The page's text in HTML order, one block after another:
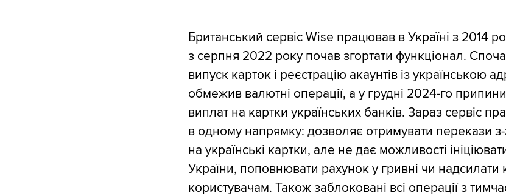
Британський сервіс Wise працював в Україні з 2014
з серпня 2022 року почав згортати функціонал.
випуск карток і реєстрацію акаунтів із українською
обмежив валютні операції, а у грудні 2024-го
виплат на картки українських банків. Зараз сервіс
в одному напрямку: дозволяє отримувати перекази
на українські картки, але не дає можливості
України, поповнювати рахунок у гривні чи
користувачам. Також заблоковані всі операції з